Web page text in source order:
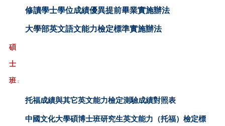
修讀學士學位成績優異提前畢業實施辦法
大學部英文語文能力檢定標準實施辦法
碩
士
班 ：
托福成績與其它英文能力檢定測驗成績對照表
中國文化大學碩博士班研究生英文能力（托福）檢定標